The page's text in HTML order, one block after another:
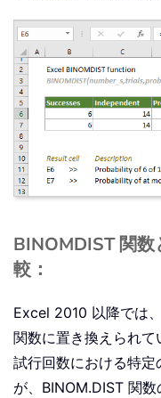
BINOMDIST 関
較：
Excel 2010 以降では
関数に置き換えられ
試行回数における特
が、BINOM.DIST 関